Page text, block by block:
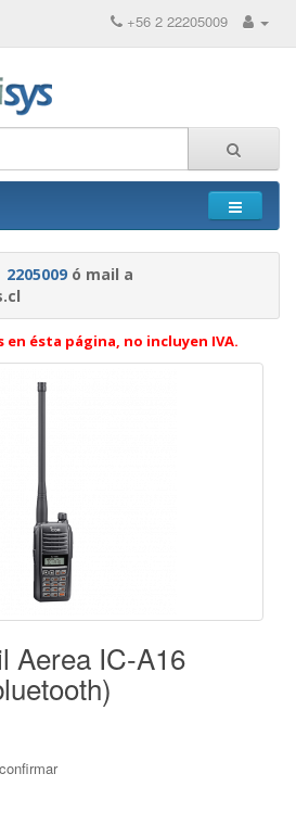
+56 2 22205009
ó mail a
ésta página, no incluyen IVA.
Aerea IC-A16